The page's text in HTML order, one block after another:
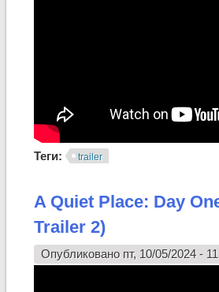
Теги: trailer
A Quiet Place: Day
Trailer 2)
Опубликовано пт, 10/05/2024 -